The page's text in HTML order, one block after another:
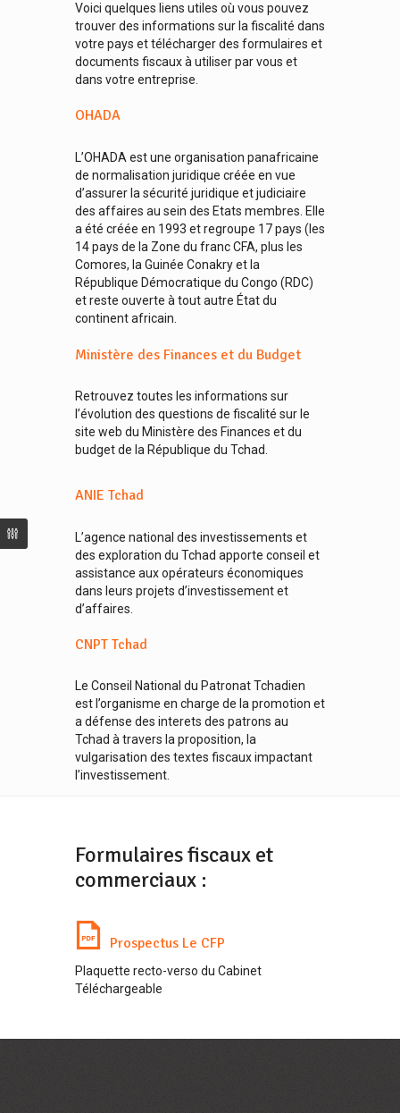
Voici quelques liens utiles où vous pouvez
trouver des informations sur la fiscalité dans
votre pays et télécharger des formulaires et
documents fiscaux à utiliser par vous et
dans votre entreprise.
OHADA
L’OHADA est une organisation panafricaine
de normalisation juridique créée en vue
d’assurer la sécurité juridique et judiciaire
des affaires au sein des Etats membres. Elle
a été créée en 1993 et regroupe 17 pays (les
14 pays de la Zone du franc CFA, plus les
Comores, la Guinée Conakry et la
République Démocratique du Congo (RDC)
et reste ouverte à tout autre État du
continent africain.
Ministère des Finances et du Budget
Retrouvez toutes les informations sur
l’évolution des questions de fiscalité sur le
site web du Ministère des Finances et du
budget de la République du Tchad.
ANIE Tchad
L’agence national des investissements et
des exploration du Tchad apporte conseil et
assistance aux opérateurs économiques
dans leurs projets d’investissement et
d’affaires.
CNPT Tchad
Le Conseil National du Patronat Tchadien
est l’organisme en charge de la promotion et
a défense des interets des patrons au
Tchad à travers la proposition, la
vulgarisation des textes fiscaux impactant
l’investissement.
Formulaires fiscaux et
commerciaux :
Prospectus Le CFP
Plaquette recto-verso du Cabinet
Téléchargeable